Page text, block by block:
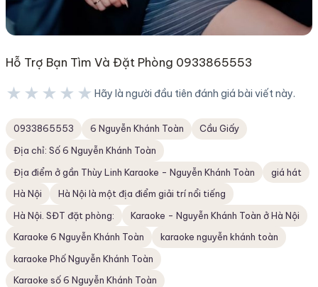
Hỗ Trợ Bạn Tìm Và Đặt Phòng 0933865553
★★★★★ Hãy là người đầu tiên đánh giá bài viết này.
0933865553 6 Nguyễn Khánh Toàn
Cầu Giấy
Địa chỉ: Số 6 Nguyễn Khánh Toàn
Địa điểm ở gần Thùy Linh Karaoke - Nguyễn Khánh Toàn
giá hát
Hà Nội
Hà Nội là một địa điểm giải trí nổi tiếng
Hà Nội. SĐT đặt phòng:
Karaoke - Nguyễn Khánh Toàn ở Hà Nội
Karaoke 6 Nguyễn Khánh Toàn
karaoke nguyễn khánh toàn
karaoke Phố Nguyễn Khánh Toàn
Karaoke số 6 Nguyễn Khánh Toàn